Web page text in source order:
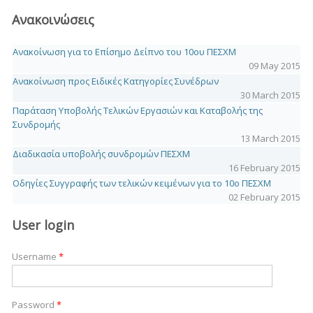
Ανακοινώσεις
Ανακοίνωση για το Επίσημο Δείπνο του 10ου ΠΕΣΧΜ
09 May 2015
Ανακοίνωση προς Ειδικές Κατηγορίες Συνέδρων
30 March 2015
Παράταση Υποβολής Τελικών Εργασιών και Καταβολής της
Συνδρομής
13 March 2015
Διαδικασία υποβολής συνδρομών ΠΕΣΧΜ
16 February 2015
Οδηγίες Συγγραφής των τελικών κειμένων για το 10o ΠΕΣΧΜ
02 February 2015
User login
Username *
Password *